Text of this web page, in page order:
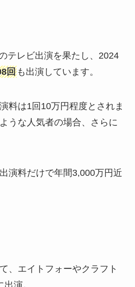
テレビ出演を果たし、2024
回も出演しています。
料は1回10万円程度とされま
うな人気者の場合、さらに
演料だけで年間3,000万円近
、エイトフォーやクラフト
演。